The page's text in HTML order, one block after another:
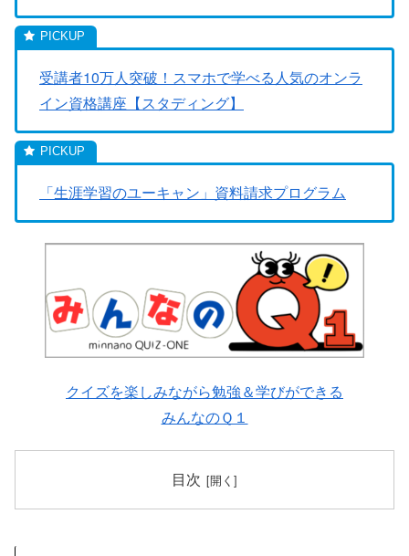
受講者10万人突破！スマホで学べる人気のオンラ
イン資格講座【スタディング】
「生涯学習のユーキャン」資料請求プログラム
クイズを楽しみながら勉強＆学びができる
みんなのＱ１
目次